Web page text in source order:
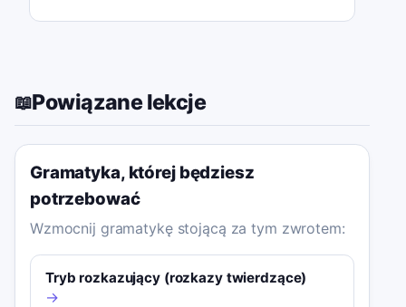
📖Powiązane lekcje
Gramatyka, której będziesz
potrzebować
Wzmocnij gramatykę stojącą za tym zwrotem:
Tryb rozkazujący (rozkazy twierdzące)
→